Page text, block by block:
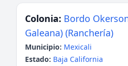
Colonia: Bordo
Galeana) (Ranchería)
Municipio: Mexicali
Estado: Baja California